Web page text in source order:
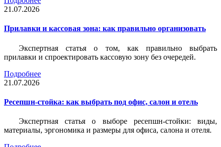
21.07.2026
Прилавки и кассовая зона: как правильно организовать
Экспертная статья о том, как правильно выбрать
прилавки и спроектировать кассовую зону без очередей.
Подробнее
21.07.2026
Ресепшн-стойка: как выбрать под офис, салон и отель
Экспертная статья о выборе ресепшн-стойки: виды,
материалы, эргономика и размеры для офиса, салона и отеля.